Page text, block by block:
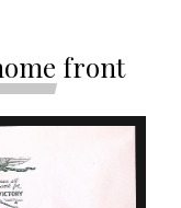
front